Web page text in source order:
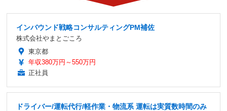
インバウンド戦略コンサルティングPM補佐
株式会社やまとごころ
東京都
年収380万円～550万円
正社員
ドライバー/運転代行/軽作業・物流系 運転は実質数時間のみ